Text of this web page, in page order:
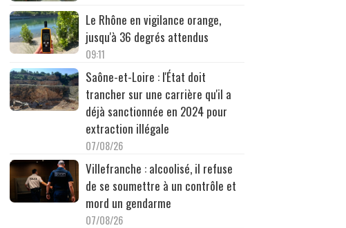
Le Rhône en vigilance orange,
jusqu'à 36 degrés attendus
09:11
Saône-et-Loire : l'État doit
trancher sur une carrière qu'il a
déjà sanctionnée en 2024 pour
extraction illégale
07/08/26
Villefranche : alcoolisé, il refuse
de se soumettre à un contrôle et
mord un gendarme
07/08/26